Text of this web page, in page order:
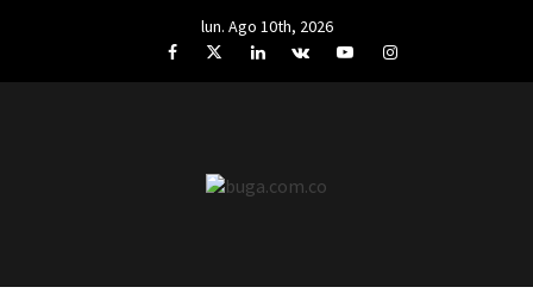
lun. Ago 10th, 2026
FacebookTwitterLinkedIn
VK YouTubeInstagram